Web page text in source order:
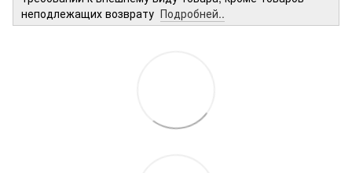
неподлежащих возврату Подробней..